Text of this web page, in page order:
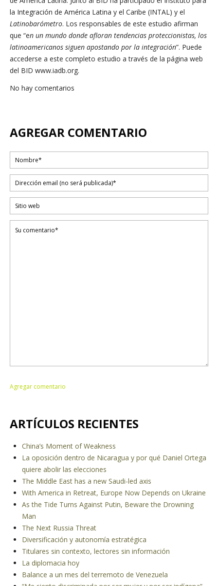
la Integración de América Latina y el Caribe (INTAL) y el
Latinobarómetro. Los responsables de este estudio afirman
que “en un mundo donde afloran tendencias proteccionistas, los
latinoamericanos siguen apostando por la integración”. Puede
accederse a este completo estudio a través de la página web
del BID www.iadb.org.
No hay comentarios
AGREGAR COMENTARIO
ARTÍCULOS RECIENTES
China’s Moment of Weakness
La oposición dentro de Nicaragua y por qué Daniel Ortega
quiere abolir las elecciones
The Middle East has a new Saudi-led axis
With America in Retreat, Europe Now Depends on Ukraine
As the Tide Turns Against Putin, Beware the Drowning
Man
The Next Russia Threat
Diversificación y autonomía estratégica
Titulares sin contexto, lectores sin información
La diplomacia hoy
Balance a un mes del terremoto de Venezuela